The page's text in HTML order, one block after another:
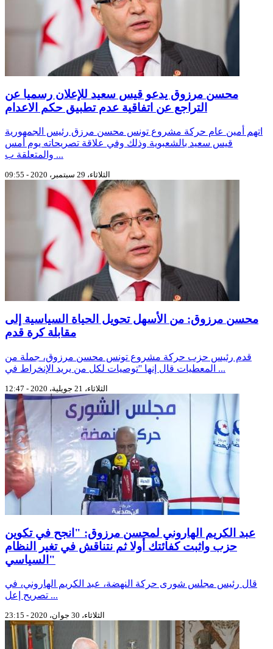
محسن مرزوق يدعو قيس سعيد للإعلان رسميا عن
التراجع عن اتفاقية عدم تطبيق حكم الاعدام
اتهم أمين عام حركة مشروع تونس محسن مرزق رئيس الجمهورية
قيس سعيد بالشعبوية وذلك وفي علاقة تصريحاته يوم أمس
والمتعلقة ب ...
الثلاثاء، 29 سبتمبر، 2020 - 09:55
محسن مرزوق: من الأسهل تحويل الحياة السياسية إلى
مقابلة كرة قدم
قدم رئيس حزب حركة مشروع تونس محسن مرزوق، جملة من
المعطيات قال إنها ''توصيات لكل من يريد الإنخراط في ...
الثلاثاء، 21 جويلية، 2020 - 12:47
عبد الكريم الهاروني لمحسن مرزوق: "انجح في تكوين
حزب واثبت كفائتك أولا ثم نتناقش في تغير النظام
السياسي"
قال رئيس مجلس شورى حركة النهضة، عبد الكريم الهاروني، في
تصريح إعل ...
الثلاثاء، 30 جوان، 2020 - 23:15